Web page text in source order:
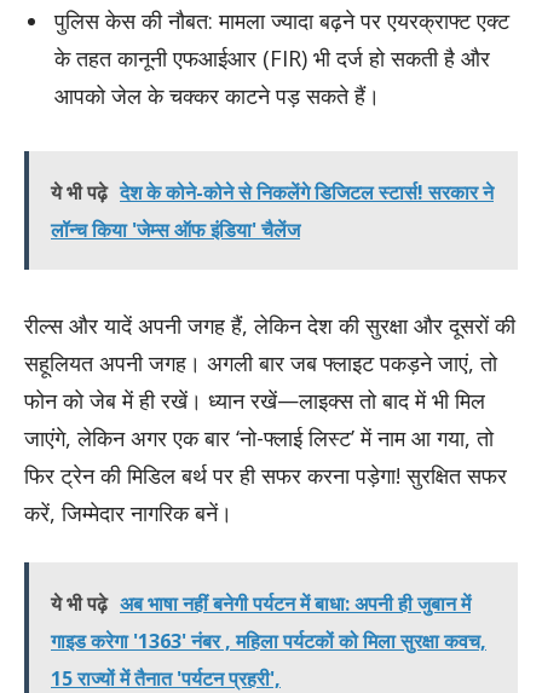
पुलिस केस की नौबत: मामला ज्यादा बढ़ने पर एयरक्राफ्ट एक्ट
के तहत कानूनी एफआईआर (FIR) भी दर्ज हो सकती है और
आपको जेल के चक्कर काटने पड़ सकते हैं।
ये भी पढ़े देश के कोने-कोने से निकलेंगे डिजिटल स्टार्स! सरकार ने
लॉन्च किया 'जेम्स ऑफ इंडिया' चैलेंज
रील्स और यादें अपनी जगह हैं, लेकिन देश की सुरक्षा और दूसरों की
सहूलियत अपनी जगह। अगली बार जब फ्लाइट पकड़ने जाएं, तो
फोन को जेब में ही रखें। ध्यान रखें—लाइक्स तो बाद में भी मिल
जाएंगे, लेकिन अगर एक बार ‘नो-फ्लाई लिस्ट’ में नाम आ गया, तो
फिर ट्रेन की मिडिल बर्थ पर ही सफर करना पड़ेगा! सुरक्षित सफर
करें, जिम्मेदार नागरिक बनें।
ये भी पढ़े अब भाषा नहीं बनेगी पर्यटन में बाधा: अपनी ही जुबान में
गाइड करेगा '1363' नंबर , महिला पर्यटकों को मिला सुरक्षा कवच,
15 राज्यों में तैनात 'पर्यटन प्रहरी',